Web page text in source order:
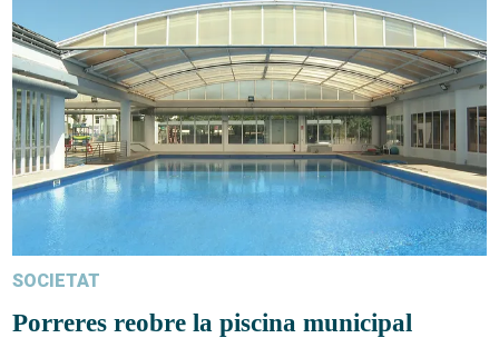
SOCIETAT
Porreres reobre la piscina municipal